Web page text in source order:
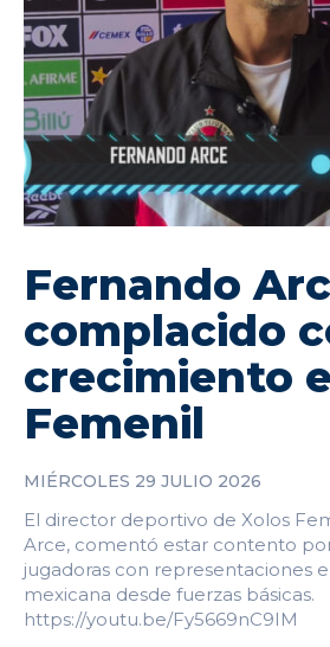
Fernando
complacido
crecimiento
Femenil
MIÉRCOLES 29 JULIO 2026
El director deportivo de Xolos
Arce, comentó estar contento
jugadoras con representaciones
mexicana desde fuerzas básicas.
https://youtu.be/Fy5669nC9IM